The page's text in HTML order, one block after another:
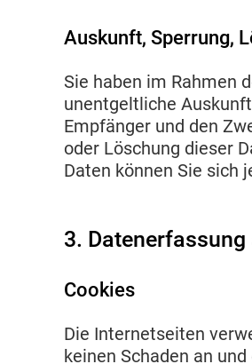
Auskunft, Sperrung,
Sie haben im Rahmen
unentgeltliche
Empfänger und den
oder Löschung dieser
Daten können Sie sich
3.
Cookies
Die Internetseiten
keinen Schaden an